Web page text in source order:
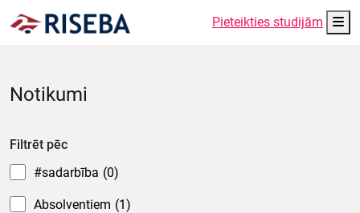
Pieteikties studijām
Notikumi
Filtrēt pēc
#sadarbība (0)
Absolventiem (1)